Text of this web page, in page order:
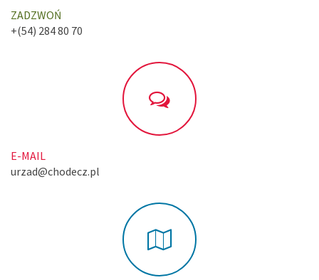
ZADZWOŃ
+(54) 284 80 70
E-MAIL
urzad@chodecz.pl